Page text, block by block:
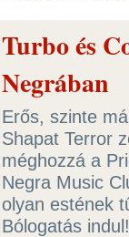
Turbo és
Negrában
Erős, szinte
Shapat Terror
méghozzá a
Negra Music
olyan estének
Bólogatás